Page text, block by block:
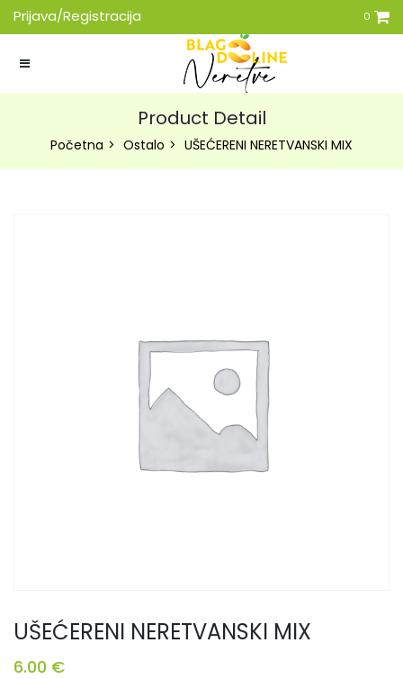
Prijava/Registracija 0
Product Detail
Početna Ostalo UŠEĆERENI NERETVANSKI MIX
UŠEĆERENI NERETVANSKI MIX
6.00 €